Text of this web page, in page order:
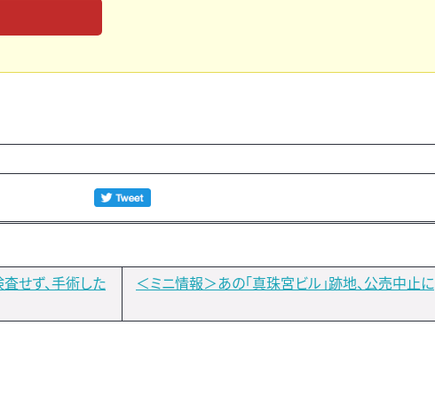
せず、手術した
＜ミニ情報＞あの「真珠宮ビル」跡地、公売中止に